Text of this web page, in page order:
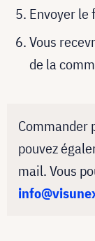
Envoyer
Vous
de la
Commander
pouvez
mail. Vous